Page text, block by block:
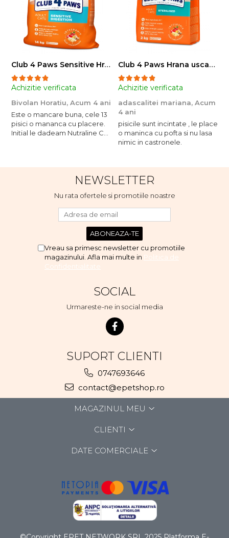
Club 4 Paws Sensitive Hrana uscata pisici adulte, 14kg
Achizitie verificata
Bivolan Horatiu, Acum 4 ani
Este o mancare buna, cele 13
pisici o mananca cu placere.
Initial le dadeam Nutraline Cat
evita, nu o mananca cu
placere. Eu sunt multumit si
Club 4 Paws Hrana uscata pisici sterilizate, 2kg
Achizitie verificata
adascalitei mariana, Acum
4 ani
pisicile sunt incintate , le place
o maninca cu pofta si nu lasa
nimic in castronele.
NEWSLETTER
Nu rata ofertele si promotiile noastre
Vreau sa primesc newsletter cu promotiile
magazinului. Afla mai multe in Politica de
Confidentialitate
SOCIAL
Urmareste-ne in social media
SUPORT CLIENTI
0747693646
contact@epetshop.ro
MAGAZINUL MEU
CLIENTI
DATE COMERCIALE